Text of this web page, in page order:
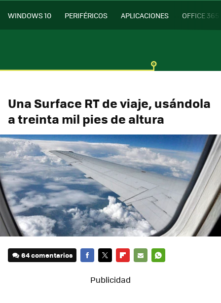
WINDOWS 10 PERIFÉRICOS APLICACIONES OFFICE 365
Una Surface RT de viaje, usándola
a treinta mil pies de altura
64 comentarios